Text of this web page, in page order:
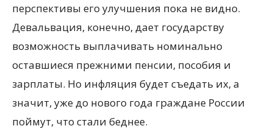
перспективы его улучшения пока не видно.
Девальвация, конечно, дает государству
возможность выплачивать номинально
оставшиеся прежними пенсии, пособия и
зарплаты. Но инфляция будет съедать их, а
значит, уже до нового года граждане России
поймут, что стали беднее.